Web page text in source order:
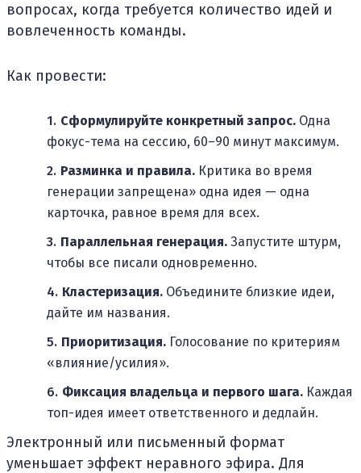
вопросах, когда требуется количество идей и
вовлеченность команды.
Как провести:
Сформулируйте конкретный запрос. Одна
фокус-тема на сессию, 60–90 минут максимум.
Разминка и правила. Критика во время
генерации запрещена» одна идея — одна
карточка, равное время для всех.
Параллельная генерация. Запустите штурм,
чтобы все писали одновременно.
Кластеризация. Объедините близкие идеи,
дайте им названия.
Приоритизация. Голосование по критериям
«влияние/усилия».
Фиксация владельца и первого шага. Каждая
топ-идея имеет ответственного и дедлайн.
Электронный или письменный формат
уменьшает эффект неравного эфира. Для